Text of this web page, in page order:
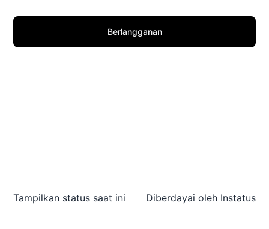
Berlangganan
Tampilkan status saat ini Diberdayai oleh Instatus